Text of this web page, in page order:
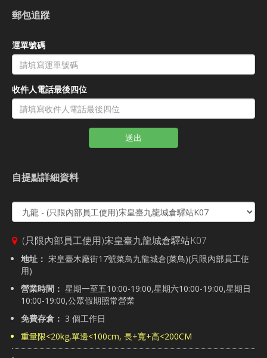
郵包追蹤
運單號碼
收件人電話最後四位
送出
自提點詳細資料
(只限內部員工使用)宋皇臺九龍城倉驛站K07
地址： 宋皇臺木廠街17號菜鳥九龍城倉(菜鳥)(只限內部員工使
用)
營業時間： 星期一至五10:00-19:00,星期六10:00-19:00,星期日
10:00-19:00,公眾假期照常營業
免費存倉： 3 個工作日
重量限<20kg,單邊<100cm, 長+寬+高<200CM